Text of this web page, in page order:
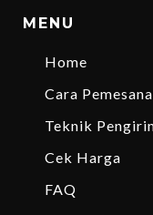
MENU
Home
Cara
Teknik
Cek Harga
FAQ